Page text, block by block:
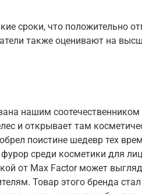
сроки, что положительно
также оценивают на
нашим
и открывает там
поистине шедевр тех
среди косметики для
от Max Factor может
Товар этого бренда